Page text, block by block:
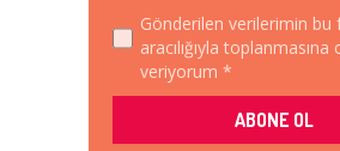
Gönderilen verilerimin bu
aracılığıyla toplanmasına
veriyorum *